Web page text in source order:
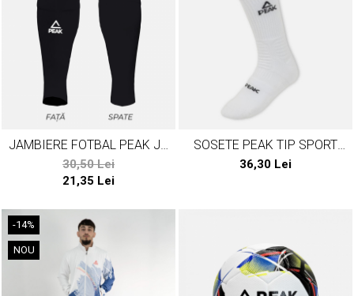
JAMBIERE FOTBAL PEAK JR
NEGRU
30,50 Lei
21,35 Lei
SOSETE PEAK TIP SPORT
ALBE
36,30 Lei
-14%
NOU